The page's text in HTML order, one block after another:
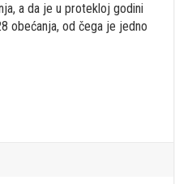
a da je u protekloj godini
obećanja, od čega je jedno